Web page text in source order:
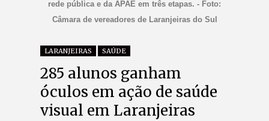
rede pública e da APAE em três etapas. - Foto:
Câmara de vereadores de Laranjeiras do Sul
LARANJEIRAS SAÚDE
285 alunos ganham
óculos em ação de saúde
visual em Laranjeiras